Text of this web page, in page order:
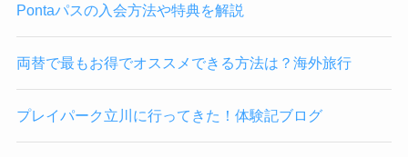
Pontaパスの入会方法や特典を解説
両替で最もお得でオススメできる方法は？海外旅行
プレイパーク立川に行ってきた！体験記ブログ